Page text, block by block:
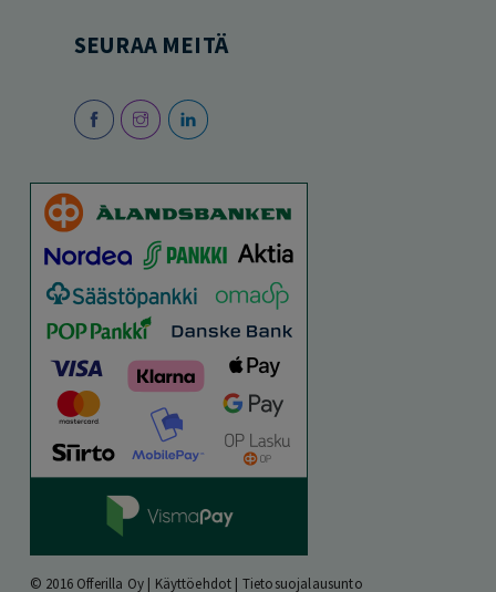
SEURAA MEITÄ
© 2016 Offerilla Oy | Käyttöehdot | Tietosuojalausunto